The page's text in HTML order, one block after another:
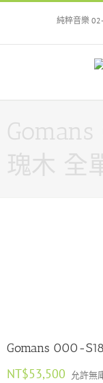
Skip
純粹音樂
瑰木 全
Gomans 000-
NT$53,500 允許無